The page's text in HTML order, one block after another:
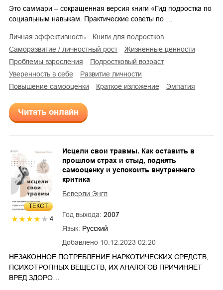
Это саммари – сокращенная версия книги «Гид подростка по
социальным навыкам. Практические советы по …
личная эффективность
книги для подростков
саморазвитие / личностный рост
жизненные ценности
проблемы взросления
подростковый возраст
уверенность в себе
развитие личности
повышение самооценки
краткое изложение эмпатия
Читать онлайн
ТЕКСТ
4
Добавлено 10.12.2023 02:20
Исцели свои травмы. Как оставить в
прошлом страх и стыд, поднять
самооценку и успокоить внутреннего
критика
Беверли Энгл
Год выхода: 2007
Язык: Русский
НЕЗАКОННОЕ ПОТРЕБЛЕНИЕ НАРКОТИЧЕСКИХ СРЕДСТВ,
ПСИХОТРОПНЫХ ВЕЩЕСТВ, ИХ АНАЛОГОВ ПРИЧИНЯЕТ
ВРЕД ЗДОРО…